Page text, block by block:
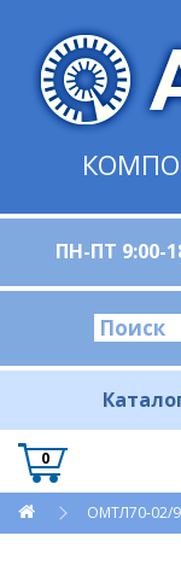
ПН-ПТ 9:00-
0
ОМТЛ70-02/